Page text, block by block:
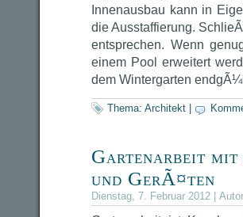
Innenausbau kann in
die Ausstaffierung.
entsprechen. Wenn
einem Pool erweitert
dem Wintergarten
Thema: Architekt
Gartenarbeit mit
und GerÃ¤ten
Dienstag, 7. Februar 2012 |